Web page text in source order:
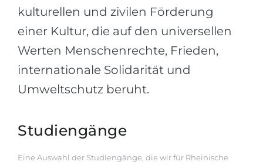
kulturellen und zivilen Förderung
einer Kultur, die auf den universellen
Werten Menschenrechte, Frieden,
internationale Solidarität und
Umweltschutz beruht.
Studiengänge
Eine Auswahl der Studiengänge, die wir für Rheinische